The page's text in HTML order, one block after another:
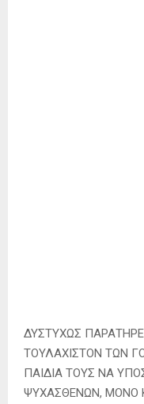
ΔΥΣΤΥΧΩΣ
ΤΟΥΛΑΧΙΣΤΟΝ ΤΩΝ
ΠΑΙΔΙΑ ΤΟΥΣ ΝΑ
ΨΥΧΑΣΘΕΝΩΝ, ΜΟΝΟ